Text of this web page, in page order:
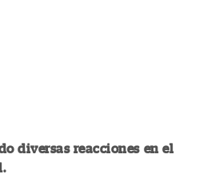
diversas reacciones en el